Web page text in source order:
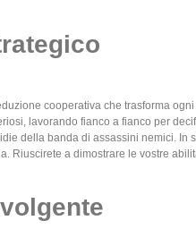
cooperativa che trasforma
lavorando fianco a fianco per
della banda di assassini nemici. In
Riuscirete a dimostrare le vostre